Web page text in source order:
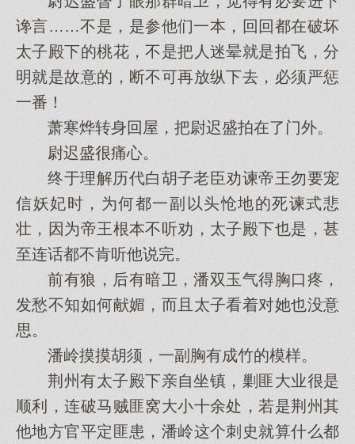
谗言……不是，是参他们一本，回回都在破坏
太子殿下的桃花，不是把人迷晕就是拍飞，分
明就是故意的，断不可再放纵下去，必须严惩
一番！
萧寒烨转身回屋，把尉迟盛拍在了门外。
尉迟盛很痛心。
终于理解历代白胡子老臣劝谏帝王勿要宠
信妖妃时，为何都一副以头怆地的死谏式悲
壮，因为帝王根本不听劝，太子殿下也是，甚
至连话都不肯听他说完。
前有狼，后有暗卫，潘双玉气得胸口疼，
发愁不知如何献媚，而且太子看着对她也没意
思。
潘岭摸摸胡须，一副胸有成竹的模样。
荆州有太子殿下亲自坐镇，剿匪大业很是
顺利，连破马贼匪窝大小十余处，若是荆州其
他地方官平定匪患，潘岭这个刺史就算什么都